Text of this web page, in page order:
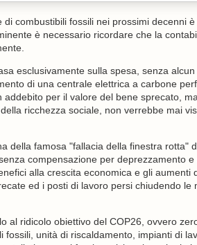
combustibili fossili nei prossimi decenni
è necessario ricordare che la
esclusivamente sulla spesa, senza
di una centrale elettrica a carbone
per il valore del bene sprecato,
ricchezza sociale, non verrebbe mai
della famosa "fallacia della finestra rotta"
compensazione per deprezzamento
alla crescita economica e gli aumenti
ed i posti di lavoro persi chiudendo le
al ridicolo obiettivo del COP26, ovvero
unità di riscaldamento, impianti di